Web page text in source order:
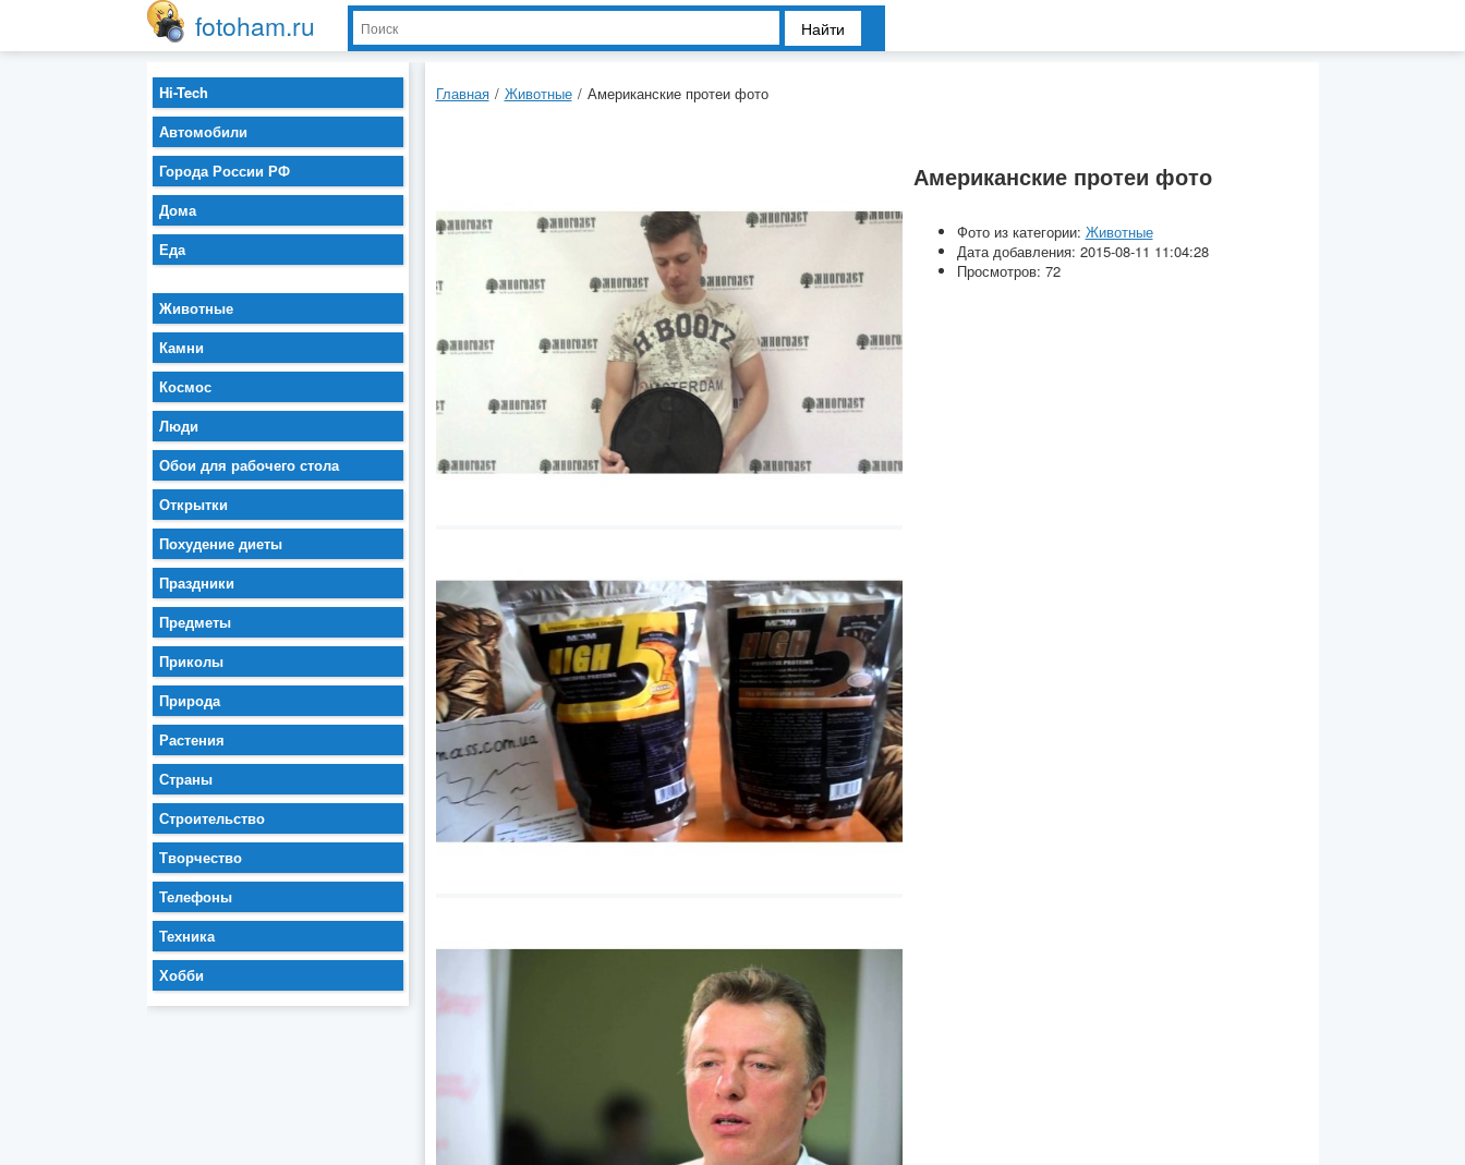
fotoham.ru Найти
Главная / Животные / Американские протеи фото
Американские протеи фото
Фото из категории: Животные
Дата добавления: 2015-08-11 11:04:28
Просмотров: 72
Hi-Tech
Автомобили
Города России РФ
Дома
Еда
Животные
Камни
Космос
Люди
Обои для рабочего стола
Открытки
Похудение диеты
Праздники
Предметы
Приколы
Природа
Растения
Страны
Строительство
Творчество
Телефоны
Техника
Хобби